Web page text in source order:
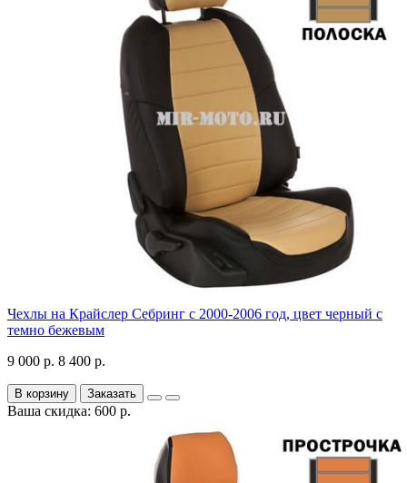
Чехлы на Крайслер Себринг с 2000-2006 год, цвет черный с
темно бежевым
9 000 р. 8 400 р.
В корзину Заказать
Ваша скидка: 600 р.